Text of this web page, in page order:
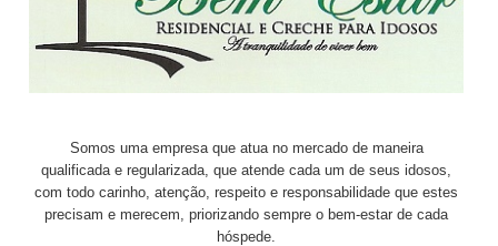
Somos uma empresa que atua no mercado de maneira
qualificada e regularizada, que atende cada um de seus idosos,
com todo carinho, atenção, respeito e responsabilidade que estes
precisam e merecem, priorizando sempre o bem-estar de cada
hóspede.